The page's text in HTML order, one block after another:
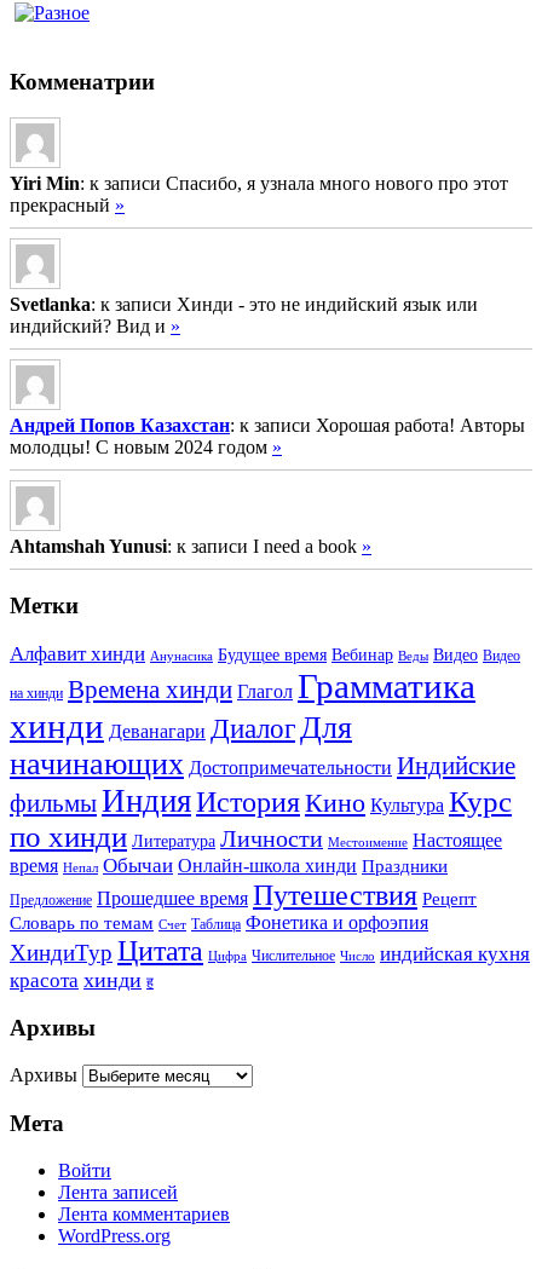
Комменатрии
Yiri Min: к записи Спасибо, я узнала много нового про этот
прекрасный »
Svetlanka: к записи Хинди - это не индийский язык или
индийский? Вид и »
Андрей Попов Казахстан: к записи Хорошая работа! Авторы
молодцы! С новым 2024 годом »
Ahtamshah Yunusi: к записи I need a book »
Метки
Алфавит хинди Анунасика Будущее время Вебинар Веды Видео Видео
на хинди Времена хинди Глагол Грамматика
хинди Деванагари Диалог Для
начинающих Достопримечательности Индийские
фильмыИндияИсторияКино Культура Курс
по хинди Литература Личности Местоимение Настоящее
время Непал Обычаи Онлайн-школа хинди Праздники
Предложение Прошедшее время Путешествия Рецепт
Словарь по темам Счет Таблица Фонетика и орфоэпия
ХиндиТур Цитата Цифра Числительное Число индийская кухня
красота хинди ह
Архивы
Архивы
Мета
Войти
Лента записей
Лента комментариев
WordPress.org